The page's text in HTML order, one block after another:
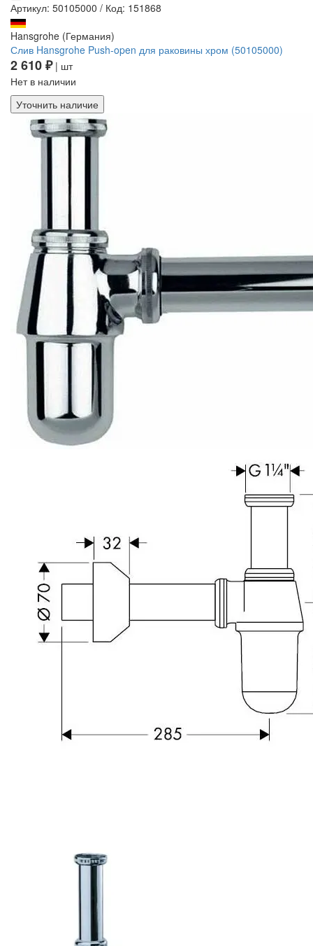
Артикул: 50105000 / Код: 151868
Hansgrohe (Германия)
Слив Hansgrohe Push-open для раковины хром (50105000)
2 610 ₽| шт
Нет в наличии
Уточнить наличие